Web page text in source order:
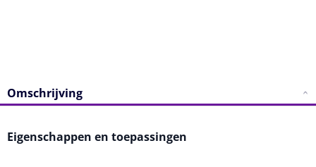
Omschrijving
Eigenschappen en toepassingen